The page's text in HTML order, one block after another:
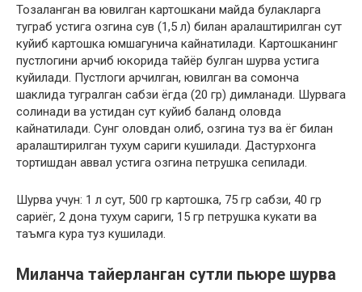
Тозаланган ва ювилган картошкани майда булакларга
туграб устига озгина сув (1,5 л) билан аралаштирилган сут
куйиб картошка юмшагунича кайнатилади. Картошканинг
пустлогини арчиб юкорида тайёр булган шурва устига
куйилади. Пустлоги арчилган, ювилган ва сомонча
шаклида тугралган сабзи ёгда (20 гр) димланади. Шурвага
солинади ва устидан сут куйиб баланд оловда
кайнатилади. Сунг оловдан олиб, озгина туз ва ёг билан
аралаштирилган тухум сариги кушилади. Дастурхонга
тортишдан аввал устига озгина петрушка сепилади.
Шурва учун: 1 л сут, 500 гр картошка, 75 гр сабзи, 40 гр
сариёг, 2 дона тухум сариги, 15 гр петрушка кукати ва
таъмга кура туз кушилади.
Миланча тайерланган сутли пьюре шурва